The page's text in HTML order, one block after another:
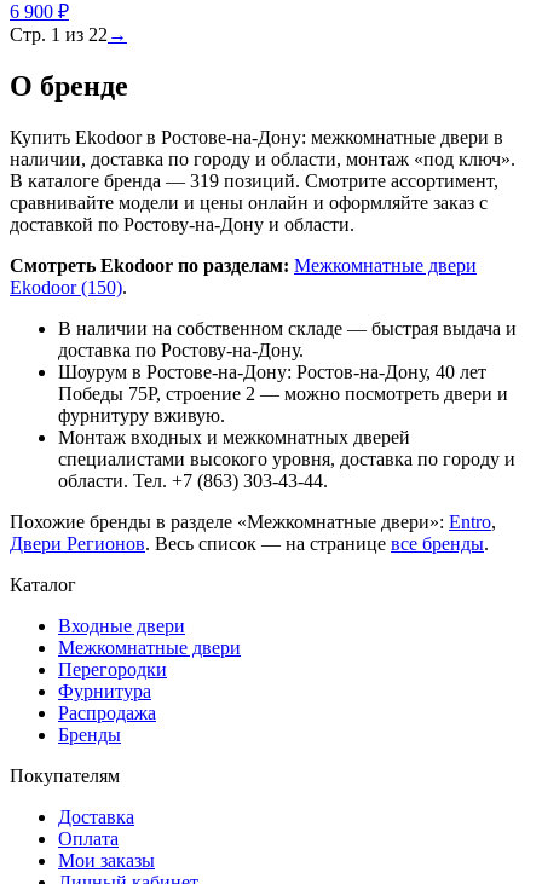
6 900 ₽
Стр. 1 из 22 →
О бренде
Купить Ekodoor в Ростове-на-Дону: межкомнатные двери в
наличии, доставка по городу и области, монтаж «под ключ».
В каталоге бренда — 319 позиций. Смотрите ассортимент,
сравнивайте модели и цены онлайн и оформляйте заказ с
доставкой по Ростову-на-Дону и области.
Смотреть Ekodoor по разделам: Межкомнатные двери
Ekodoor (150).
В наличии на собственном складе — быстрая выдача и
доставка по Ростову-на-Дону.
Шоурум в Ростове-на-Дону: Ростов-на-Дону, 40 лет
Победы 75Р, строение 2 — можно посмотреть двери и
фурнитуру вживую.
Монтаж входных и межкомнатных дверей
специалистами высокого уровня, доставка по городу и
области. Тел. +7 (863) 303-43-44.
Похожие бренды в разделе «Межкомнатные двери»: Entro,
Двери Регионов. Весь список — на странице все бренды.
Каталог
Входные двери
Межкомнатные двери
Перегородки
Фурнитура
Распродажа
Бренды
Покупателям
Доставка
Оплата
Мои заказы